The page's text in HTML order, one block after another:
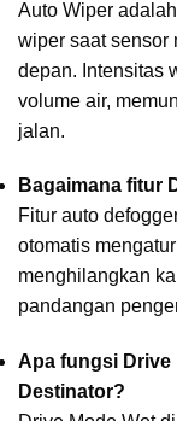
Auto Wiper
wiper saat sensor
depan. Intensitas
volume air,
jalan.
Bagaimana fitur
Fitur auto
otomatis
menghilangkan
pandangan
Apa fungsi Drive
Destinator?